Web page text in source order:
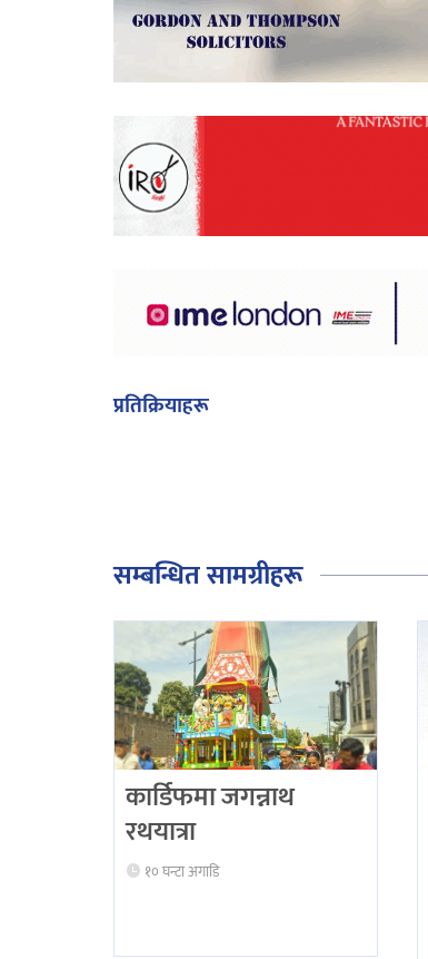
प्रतिक्रियाहरू
सम्बन्धित सामग्रीहरू
कार्डिफमा जगन्नाथ
रथयात्रा
१० घन्टा अगाडि